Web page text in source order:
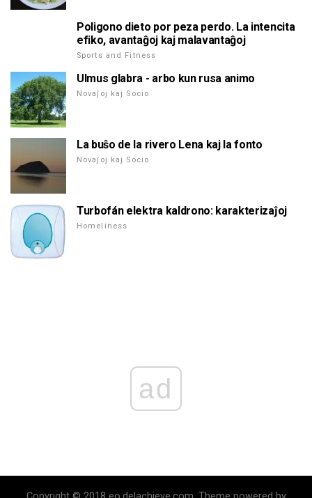
Poligono dieto por peza perdo. La intencita
efiko, avantaĝoj kaj malavantaĝoj
Sports and Fitness
Ulmus glabra - arbo kun rusa animo
Novaĵoj kaj Socio
La buŝo de la rivero Lena kaj la fonto
Novaĵoj kaj Socio
Turbofán elektra kaldrono: karakterizaĵoj
Homeliness
ad